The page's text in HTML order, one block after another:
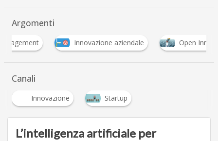
Argomenti
Innovazione aziendale Open Innovation
Canali
Innovazione Startup
L’intelligenza artificiale per